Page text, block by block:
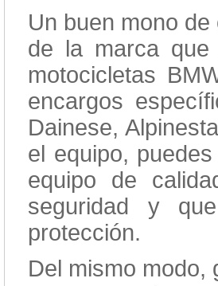
Un buen mono
de la marca
motocicletas
encargos
Dainese,
el equipo,
equipo de
seguridad y
protección.
Del mismo modo,